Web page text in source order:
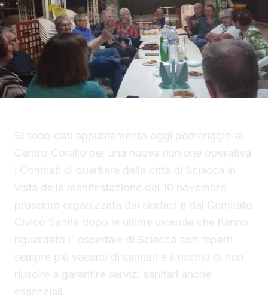
Si sono dati appuntamento oggi pomeriggio al
Centro Corallo per una nuova riunione operativa
i Comitati di quartiere della città di Sciacca in
vista della manifestazione del 10 novembre
prossimo organizzata dai sindaci e dal Comitato
Civico Sanità dopo le ultime vicende che hanno
riguardato l' ospedale di Sciacca con reparti
sempre più vacanti di sanitari e il rischio di non
riuscire a garantire servizi sanitari anche
essenziali.